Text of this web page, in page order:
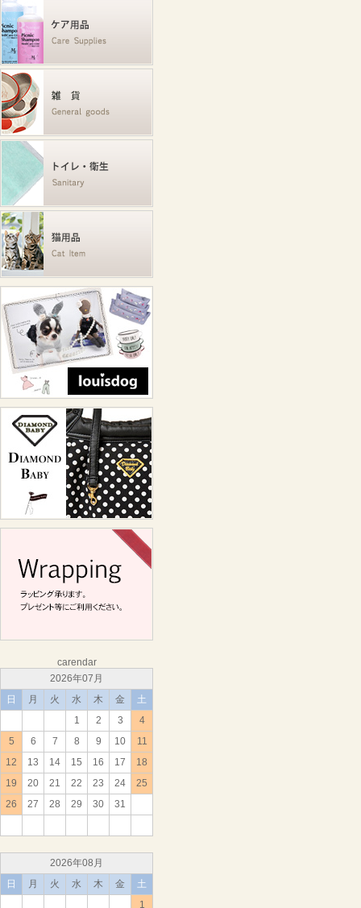
carendar
2026年07月
日
月 火 水 木 金
土
1
2 3
4
5
6 7 8 9 10
11
12
13 14 15 16 17
18
19
20 21 22 23 24
25
26
27 28 29 30 31
2026年08月
日
月 火 水 木 金
土
1